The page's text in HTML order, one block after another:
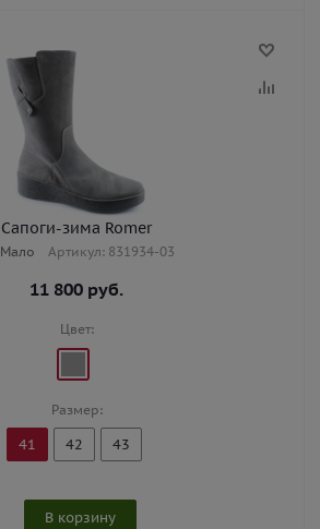
Сапоги-зима Romer
Мало Артикул: 831934-03
11 800 руб.
Цвет:
Размер:
41 42 43
В корзину